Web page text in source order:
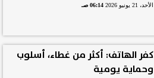
الأحد، 21 يونيو 2026 06:14 صـ
كفر الهاتف: أكثر من غطاء، أسلوب
وحماية يومية